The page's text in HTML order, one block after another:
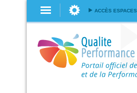
ACCÈS ESPACES